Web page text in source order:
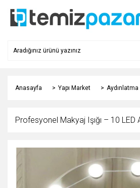
Anasayfa Yapı Market Aydınlatma
Profesyonel Makyaj Işığı – 10 LED